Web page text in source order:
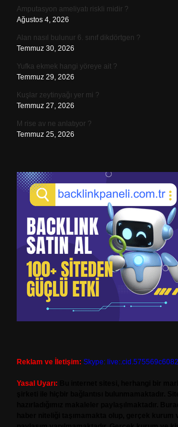
Amputasyon ameliyatı riskli midir ?
Ağustos 4, 2026
Alan nasıl bulunur 6. sınıf dikdörtgen ?
Temmuz 30, 2026
Yufka ekmek hangi yöreye ait ?
Temmuz 29, 2026
Kuşlar zeytinyağı yer mi ?
Temmuz 27, 2026
M rise av ne anlatıyor ?
Temmuz 25, 2026
Reklam ve İletişim: Skype:
Yasal Uyarı: